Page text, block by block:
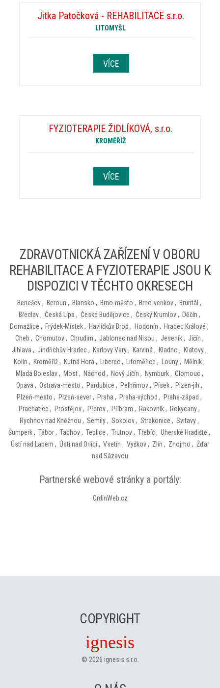
Jitka Patočková - REHABILITACE s.r.o.
LITOMYŠL
VÍCE
FYZIOTERAPIE ŽIDLÍKOVÁ, s.r.o.
KROMĚŘÍŽ
VÍCE
ZDRAVOTNICKÁ ZAŘÍZENÍ V OBORU
REHABILITACE A FYZIOTERAPIE JSOU K
DISPOZICI V TĚCHTO OKRESECH
Benešov, Beroun , Blansko , Brno-město , Brno-venkov, Bruntál ,
Břeclav, Česká Lípa , České Budějovice , Český Krumlov, Děčín ,
Domažlice , Frýdek-Místek, Havlíčkův Brod , Hodonín , Hradec Králové ,
Cheb , Chomutov, Chrudim , Jablonec nad Nisou , Jeseník, Jičín ,
Jihlava , Jindřichův Hradec, Karlovy Vary, Karviná , Kladno , Klatovy,
Kolín , Kroměříž, Kutná Hora , Liberec, Litoměřice , Louny, Mělník,
Mladá Boleslav, Most, Náchod , Nový Jičín , Nymburk, Olomouc,
Opava , Ostrava-město , Pardubice , Pelhřimov, Písek, Plzeň-jih ,
Plzeň-město , Plzeň-sever, Praha , Praha-východ , Praha-západ ,
Prachatice , Prostějov, Přerov, Příbram , Rakovník, Rokycany,
Rychnov nad Kněžnou , Semily, Sokolov, Strakonice , Svitavy,
Šumperk, Tábor, Tachov, Teplice , Trutnov, Třebíč, Uherské Hradiště ,
Ústí nad Labem , Ústí nad Orlicí, Vsetín , Vyškov, Zlín , Znojmo , Žďár
nad Sázavou
Partnerské webové stránky a portály:
OrdinWeb.cz
COPYRIGHT
ignesis
© 2026 ignesis s.r.o.